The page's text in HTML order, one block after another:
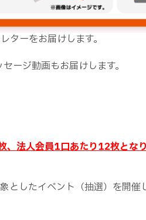
ターをお届けします。
ージ動画もお届けします。
法人会員1口あたり12枚とな
としたイベント（抽選）を開